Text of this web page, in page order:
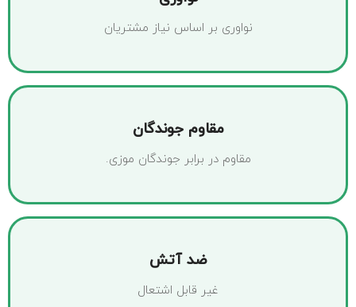
نواوری بر اساس نیاز مشتریان
مقاوم جوندگان
مقاوم در برابر جوندگان موزی.
ضد آتش
غیر قابل اشتعال